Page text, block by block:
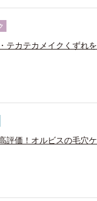
テカテカメイクくずれ
評価！オルビスの毛穴